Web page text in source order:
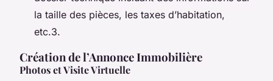
la taille des pièces, les taxes d’habitation,
etc.3.
Création de l’Annonce Immobilière
Photos et Visite Virtuelle